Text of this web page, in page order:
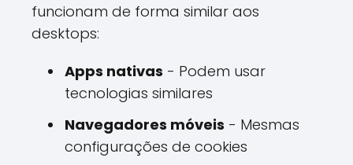
funcionam de forma similar aos
desktops:
Apps nativas - Podem usar
tecnologias similares
Navegadores móveis - Mesmas
configurações de cookies